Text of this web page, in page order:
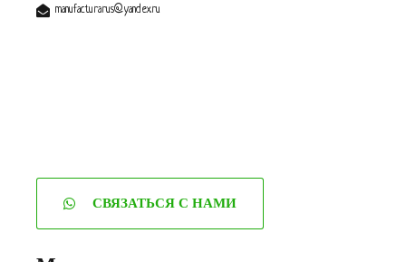
manufacturarus@yandex.ru
СВЯЗАТЬСЯ С НАМИ